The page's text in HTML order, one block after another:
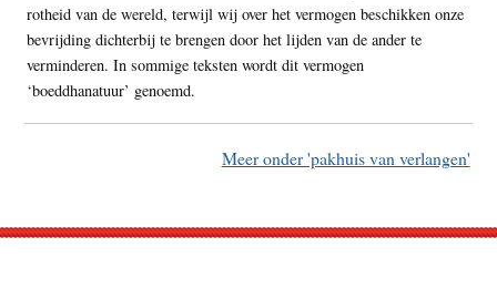
rotheid van de wereld, terwijl wij over het vermogen beschikken onze
bevrijding dichterbij te brengen door het lijden van de ander te
verminderen. In sommige teksten wordt dit vermogen
‘boeddhanatuur’ genoemd.
Meer onder 'pakhuis van verlangen'